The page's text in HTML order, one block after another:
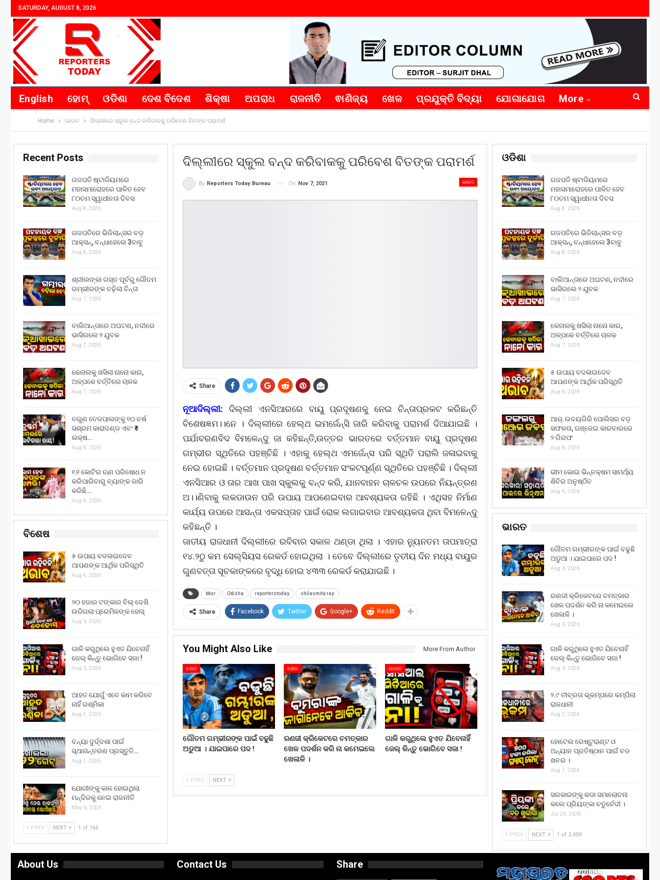
SATURDAY, AUGUST 8, 2026
English ହୋମ୍ ଓଡିଶା ଦେଶ ବିଦେଶ ଶିକ୍ଷା ଅପରାଧ ରାଜନୀତି ଵାଣିଜ୍ୟ ଖେଳ ପ୍ରଯୁକ୍ତି ବିଦ୍ୟା ଯୋଗାଯୋଗ More
Home ଭାରତ ଦିଲ୍ଲୀରେ ସ୍କୁଲ ବନ୍ଦ କରିବାକକୁ ପରିବେଶ ବିତଙ୍କ ପରାମର୍ଶ
ଦିଲ୍ଲୀରେ ସ୍କୁଲ ବନ୍ଦ କରିବାକକୁ ପରିବେଶ ବିତଙ୍କ ପରାମର୍ଶ
ଭାରତ
By Reporters Today Bureau On Nov 7, 2021
Share
ନୂଆଦିଲ୍ଲୀ: ଦିଲ୍ଲୀ ଏନସିଆରରେ ବାୟୁ ପ୍ରଦୂଷଣକୁ ନେଇ ଚିନ୍ତାପ୍ରକଟ କରିଛନ୍ତି
ବିଶେଷଜ୍ଞମ।।ନେ । ଦିଲ୍ଲୀରେ ହେଲ୍ଥ ଇମର୍ଜେନ୍ସି ଜାରି କରିବାକୁ ପରାମର୍ଶ ଦିଆଯାଇଛି ।
ପର୍ଯାବରଣବିଦ ବିମଳେନ୍ଦୁ ଜା କହିଛନ୍ତି,ଉତ୍ତର ଭାରତରେ ବର୍ତ୍ତମାନ ବାୟୁ ପ୍ରଦୂଷଣ
ଗମ୍ଭୀର ସ୍ଥିତିରେ ପହଞ୍ଚିଛି । ଏହାକୁ ହେଲ୍ଥ ଏମର୍ଜେନ୍ସ ପରି ସ୍ଥିତି ପରାଲି ଜଳାଇବାକୁ
ନେଇ ହୋଇଛି । ବର୍ତ୍ତମାନ ପ୍ରଦୂଷଣ ବର୍ତ୍ତମାନ ସଂକଟପୂର୍ଣ୍ଣ ସ୍ଥିତିରେ ପହଞ୍ଚିଛି । ଦିଲ୍ଲୀ
ଏନସିଆର ଓ ତାର ଆଖ ପାଖ ସ୍କୁଲକୁ ବନ୍ଦ କରି, ଯାନବାହନ ଚାଳଚଳ ଉପରେ ନିୟନ୍ତ୍ରଣ
ଅ।।ଣିବାକୁ ଲକଡାଉନ ପରି ଉପାୟ ଆପଣେଇବାର ଆବଶ୍ୟକତା ରହିଛି । ଏଥିସହ ନିର୍ମାଣ
କାର୍ଯ୍ୟ ଉପରେ ଆସନ୍ତା ଏକସପ୍ତାହ ପାଇଁ ରୋକ ଲଗାଇବାର ଆବଶ୍ୟକତା ଥିବା ବିମଳେନ୍ଦୁ
କହିଛନ୍ତି ।
ଜାତୀୟ ରାଜଧାନୀ ଦିଲ୍ଲୀରେ ରବିବାର ସକାଳ ଥଣ୍ଡା ଥିଲା । ଏହାର ନ୍ୟୁନତମ ତାପମାତ୍ରା
୧୪.୨ଠୁ କମ ସେଲ୍ସିୟସ ରେକର୍ଡ ହୋଇଥିଲା । ତେବେ ଦିଲ୍ଲୀରେ ତୃତୀୟ ଦିନ ମଧ୍ୟ ବାୟୁର
ଗୁଣବତ୍ତା ସୂଚକାଙ୍କରେ ବୃଦ୍ଧି ହୋଇ ୪୩୩ ରେକର୍ଡ କରାଯାଇଛି ।
bbsr Odisha reporterstoday shilasmita ray
Share Facebook Twitter Google+ ReddIt
You Might Also Like More From Author
ଖେଳ
ଗୌତମ ଗମ୍ଭୀରଙ୍କ ପାଇଁ ବଢୁଛି
ଅଡୁଆ । ଯାଇପାରେ ପଦ !
ଖେଳ
ରଣଜୀ କ୍ରିକେଟରେ ଚମତ୍କାର
ଖେଳ ପଦର୍ଶନ କରି ନା କମେଇଲେ
ଖେଳାଳି ।
ଭାରତ
ଗାଳି କରୁଥିଲେ ହୁଏତ ଯିବେନାହିଁ
ଜେଲ୍ କିନ୍ତୁ ଭୋଗିବେ ସଜା !
PREV NEXT
ଓଡିଶା
ଗଜପତି ଷ୍ଟାଡିୟମରେ
ମହାସମାରୋହରେ ପାଳିତ ହେବ
୮୦ତମ ସ୍ୱାଧୀନତା ଦିବସ
Aug 8, 2026
ଗଜପତିରେ ଭିଜିଲାନ୍ସର ବଡ଼
ଆକ୍ସନ୍, ବନ୍ଧାହେଲେ 3ବାବୁ
Aug 8, 2026
ବାଲିଆନ୍ତାରେ ଅଘଟଣ, ନଦୀରେ
ଭାସିଗଲେ ୨ ଯୁବକ
Aug 7, 2026
କେନାଲକୁ ଖସିଲା ନାନୋ କାର,
ଅଳ୍ପକେ ବର୍ତ୍ତିଲେ ଚାଳକ
Aug 7, 2026
୫ ଉପାୟ ବଦଳାଇଦେବ
ଆପଣଙ୍କ ଆର୍ଥିକ ପରିସ୍ଥିତି
Aug 6, 2026
ଆର୍.ଉଦୟଗିରି ପୋଲିସର ବଡ଼
ସଫଳତା, ଗଞ୍ଜେଇ କାରବାରରେ
୨ ଗିରଫ
Aug 6, 2026
ଭୀମ ଭୋଇ ଭିନ୍ନକ୍ଷମ ସାମର୍ଥ୍ୟ
ଶିବିର ଅନୁଷ୍ଠିତ
Aug 6, 2026
ଭାରତ
ଗୌତମ ଗମ୍ଭୀରଙ୍କ ପାଇଁ ବଢୁଛି
ଅଡୁଆ । ଯାଇପାରେ ପଦ !
Aug 4, 2026
ରଣଜୀ କ୍ରିକେଟରେ ଚମତ୍କାର
ଖେଳ ପଦର୍ଶନ କରି ନା କମେଇଲେ
ଖେଳାଳି ।
Aug 3, 2026
ଗାଳି କରୁଥିଲେ ହୁଏତ ଯିବେନାହିଁ
ଜେଲ୍ କିନ୍ତୁ ଭୋଗିବେ ସଜା !
Aug 3, 2026
୨.୯ ତୀବ୍ରତା ଭୂକମ୍ପରେ କମ୍ପିଲା
ରାଜଧାନୀ
Aug 2, 2026
ହୋଟେଲ ରେଷ୍ଟୁରାଣ୍ଟ ଓ
ଅନ୍ୟାନ ପ୍ରତିଷ୍ଠାନ ପାଇଁ ବଡ
ଖବର ।
Aug 1, 2026
ସରକାରଙ୍କୁ କଡା ସମାଲୋଚନା
କଲେ ପ୍ରିୟଙ୍କା ଚତୁର୍ବେଦୀ ।
Jul 20, 2026
PREV NEXT 1 of 2,409
Recent Posts
ଗଜପତି ଷ୍ଟାଡିୟମରେ
ମହାସମାରୋହରେ ପାଳିତ ହେବ
୮୦ତମ ସ୍ୱାଧୀନତା ଦିବସ
Aug 8, 2026
ଗଜପତିରେ ଭିଜିଲାନ୍ସର ବଡ଼
ଆକ୍ସନ୍, ବନ୍ଧାହେଲେ 3ବାବୁ
Aug 8, 2026
ଶ୍ରୀଲଙ୍କା ଗସ୍ତ ପୂର୍ବରୁ ଗୌତମ
ଗମ୍ଭୀରଙ୍କ ବଢ଼ିଲା ଚିନ୍ତା
Aug 7, 2026
ବାଲିଆନ୍ତାରେ ଅଘଟଣ, ନଦୀରେ
ଭାସିଗଲେ ୨ ଯୁବକ
Aug 7, 2026
କେନାଲକୁ ଖସିଲା ନାନୋ କାର,
ଅଳ୍ପକେ ବର୍ତ୍ତିଲେ ଚାଳକ
Aug 7, 2026
ତରୁଣ ତେଜପାଲଙ୍କୁ ୧୦ ବର୍ଷ
ସଶ୍ରମ କାରାଦଣ୍ଡ ଏବଂ ₹୫
ଲକ୍ଷ…
Aug 6, 2026
୧୬ କୋଟିର ଋଣ ପରିଷୋଧ ନ
କରିପାରିବାରୁ ବ୍ୟାଙ୍କ ଜାରି
କରିଛି…
Aug 6, 2026
ବିଶେଷ
୫ ଉପାୟ ବଦଳାଇଦେବ
ଆପଣଙ୍କ ଆର୍ଥିକ ପରିସ୍ଥିତି
Aug 6, 2026
୨୦ ହଜାର ଟଙ୍କାର ବିଲ୍ ଦେଖି
ଉଡିଗଲା ପ୍ରେମିକଙ୍କ ହୋସ୍
Aug 3, 2026
ଗାଳି କରୁଥିଲେ ହୁଏତ ଯିବେନାହିଁ
ଜେଲ୍ କିନ୍ତୁ ଭୋଗିବେ ସଜା !
Aug 3, 2026
ଆହତ ଯୋଗୁଁ ଏବେ କାମ କରିବେ
ନାହିଁ ରଶ୍ମିକା
Aug 2, 2026
ବନ୍ୟା ଦୁର୍ଦ୍ଦଶା ପାଇଁ
ସ୍ଥାନାନ୍ତରଣ ପ୍ରସ୍ତୁତି…
Aug 1, 2026
ଯୋଗୀଙ୍କୁ କାଳ ହୋଇଥିଲା
ମନ୍ଦିରକୁ ନେଇ ରାଜନୀତି
May 6, 2026
PREV NEXT 1 of 166
About Us Contact Us Share